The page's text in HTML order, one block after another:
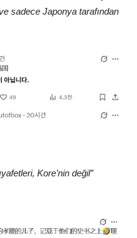
sadece Japonya tarafından
Kore’nin değil”